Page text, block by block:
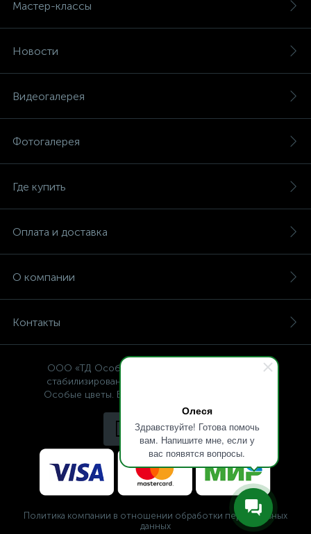
Олеся
Здравствуйте! Готова помочь
вам. Напишите мне, если у
вас появятся вопросы.
Мастер-классы
Новости
Видеогалерея
Фотогалерея
Где купить
Оплата и доставка
О компании
Контакты
ООО «ТД Особые цветы» — интернет-магазин
стабилизированных растений, © Specialflowers
Особые цветы. Все права защищены 2009-2025.
Политика компании в отношении обработки персональных
данных